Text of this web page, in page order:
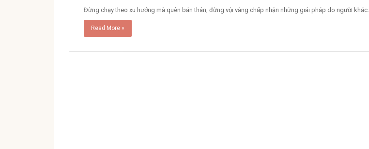
Đừng chạy theo xu hướng mà quên bản thân, đừng vội vàng chấp nhận những giải pháp do người khác…
Read More »